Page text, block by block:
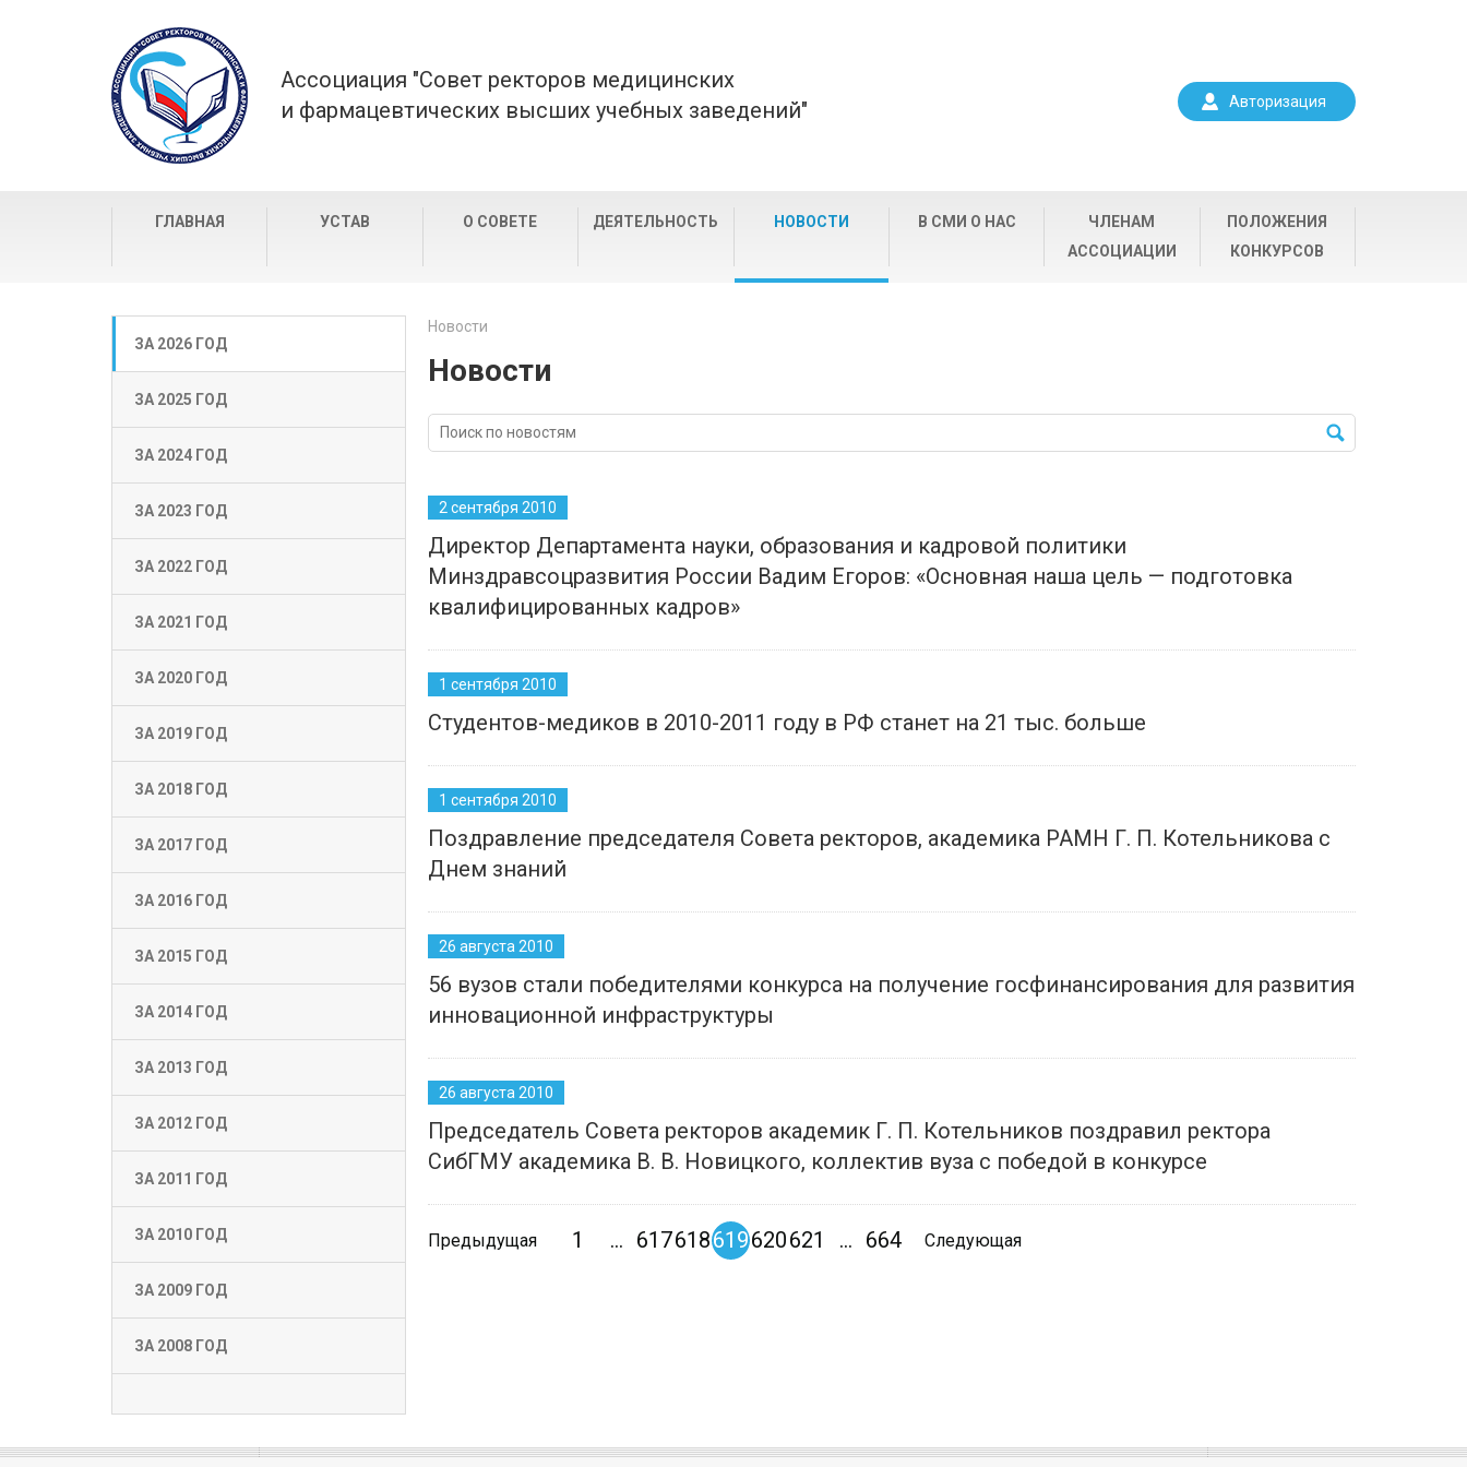
Ассоциация "Совет ректоров медицинских
и фармацевтических высших учебных заведений"
Авторизация
ГЛАВНАЯ УСТАВ О СОВЕТЕ ДЕЯТЕЛЬНОСТЬ НОВОСТИ В СМИ О НАС
ЧЛЕНАМ
АССОЦИАЦИИ
ПОЛОЖЕНИЯ
КОНКУРСОВ
ЗА 2026 ГОД
ЗА 2025 ГОД
ЗА 2024 ГОД
ЗА 2023 ГОД
ЗА 2022 ГОД
ЗА 2021 ГОД
ЗА 2020 ГОД
ЗА 2019 ГОД
ЗА 2018 ГОД
ЗА 2017 ГОД
ЗА 2016 ГОД
ЗА 2015 ГОД
ЗА 2014 ГОД
ЗА 2013 ГОД
ЗА 2012 ГОД
ЗА 2011 ГОД
ЗА 2010 ГОД
ЗА 2009 ГОД
ЗА 2008 ГОД
Новости
Новости
2 сентября 2010
Директор Департамента науки, образования и кадровой политики
Минздравсоцразвития России Вадим Егоров: «Основная наша цель — подготовка
квалифицированных кадров»
1 сентября 2010
Студентов-медиков в 2010-2011 году в РФ станет на 21 тыс. больше
1 сентября 2010
Поздравление председателя Совета ректоров, академика РАМН Г. П. Котельникова с
Днем знаний
26 августа 2010
56 вузов стали победителями конкурса на получение госфинансирования для развития
инновационной инфраструктуры
26 августа 2010
Председатель Совета ректоров академик Г. П. Котельников поздравил ректора
СибГМУ академика В. В. Новицкого, коллектив вуза с победой в конкурсе
Предыдущая 1 ... 617618619620621 ... 664 Следующая